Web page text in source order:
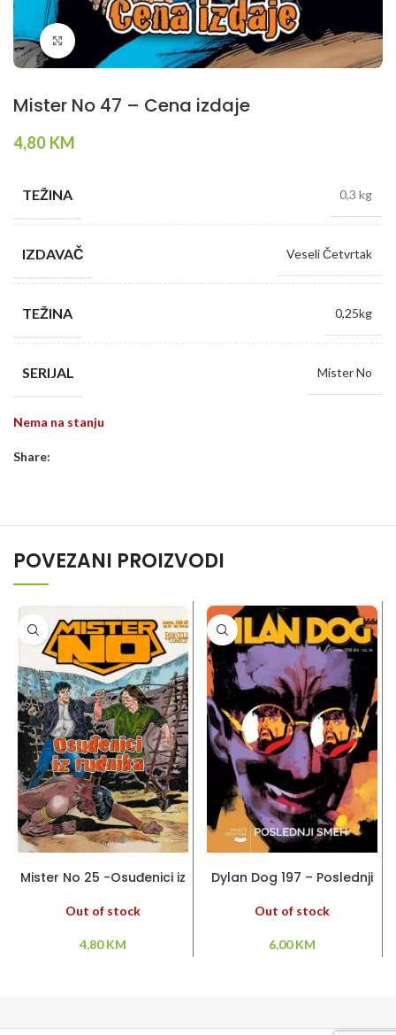
Klikni da povečaš
Mister No 47 – Cena izdaje
4,80 KM
TEŽINA 0,3 kg
IZDAVAČ Veseli Četvrtak
TEŽINA 0,25kg
SERIJAL Mister No
Nema na stanju
Share:
POVEZANI PROIZVODI
Mister No 25 -Osuđenici iz
Out of stock
4,80KM
Dylan Dog 197 – Poslednji
Out of stock
6,00KM